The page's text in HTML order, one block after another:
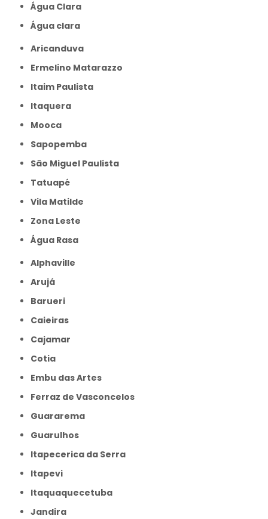
Água Clara
Água clara
Aricanduva
Ermelino Matarazzo
Itaim Paulista
Itaquera
Mooca
Sapopemba
São Miguel Paulista
Tatuapé
Vila Matilde
Zona Leste
Água Rasa
Alphaville
Arujá
Barueri
Caieiras
Cajamar
Cotia
Embu das Artes
Ferraz de Vasconcelos
Guararema
Guarulhos
Itapecerica da Serra
Itapevi
Itaquaquecetuba
Jandira